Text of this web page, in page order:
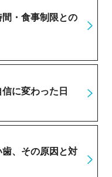
・食事制限との
に変わった日
、その原因と対